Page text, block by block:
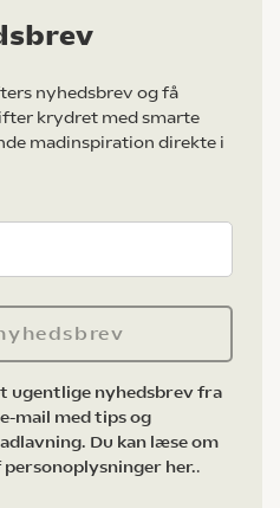
nyhedsbrev og få
krydret med smarte
madinspiration direkte i
ugentlige nyhedsbrev fra
mail med tips og
Du kan læse om
her..